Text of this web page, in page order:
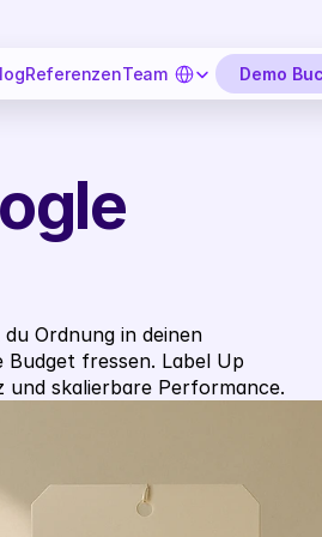
ReferenzenTeam Select Language
Demo
Ordnung in deinen
fressen. Label Up
skalierbare Performance.